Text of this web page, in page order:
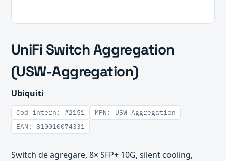
UniFi Switch Aggregation
(USW-Aggregation)
Ubiquiti
Cod intern: #2151
MPN: USW-Aggregation
EAN: 810010074331
Switch de agregare, 8× SFP+ 10G, silent cooling,